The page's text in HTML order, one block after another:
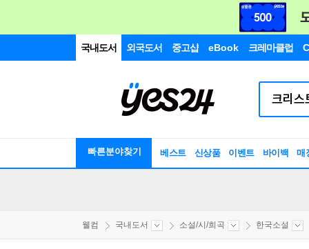
국내도서 외국도서 중고샵 eBook 크레마클럽
빠른분야찾기 베스트 신상품 이벤트 바이백 매
웰컴 국내도서 소설/시/희곡 한국소설